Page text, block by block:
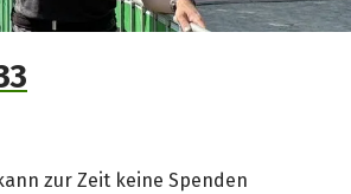
zur Zeit keine Spenden